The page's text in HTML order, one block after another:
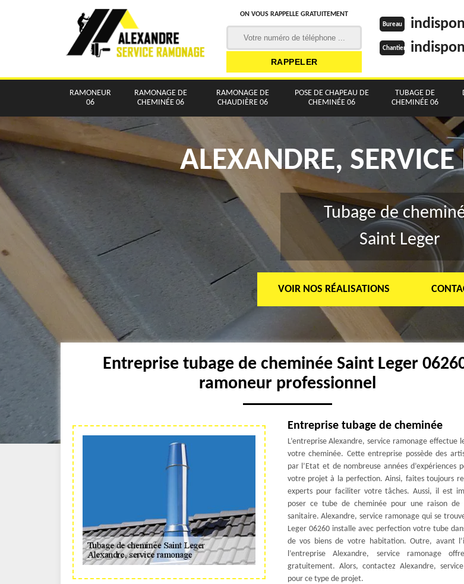
ON VOUS RAPPELLE GRATUITEMENT
Bureau
Chantier
RAMONEUR
06
RAMONAGE DE
CHEMINÉE 06
RAMONAGE DE
CHAUDIÈRE 06
POSE DE CHAPEAU DE
CHEMINÉE 06
TUBAGE DE
CHEMINÉE 06
ALEXANDRE,
Tubage de
Saint Leger
VOIR NOS RÉALISATIONS
Entreprise tubage de cheminée Saint Leger
ramoneur professionnel
Entreprise tubage de cheminée
L’entreprise Alexandre, service ramonage effectue
votre cheminée. Cette entreprise possède des
par l’Etat et de nombreuse années d’expériences
votre projet à la perfection. Ainsi, faites toujours
experts pour faciliter votre tâches. Aussi, il est
poser ce tube de cheminée pour une raison de
sanitaire. Alexandre, service ramonage qui se
Leger 06260 installe avec perfection votre tube
de vos biens de votre habitation. Outre, avant
l’entreprise Alexandre, service ramonage
gratuitement. Alors, contactez Alexandre,
pour ce type de projet.